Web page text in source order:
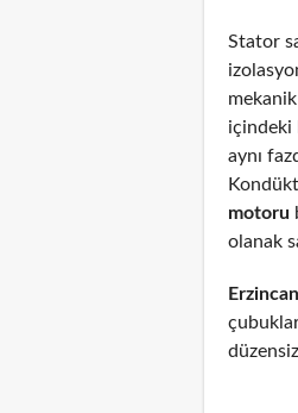
Stator
içindeki
aynı
motoru
olanak